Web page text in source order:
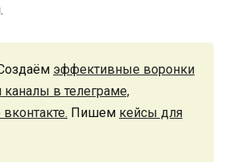
эффективные воронки
в телеграме,
Пишем кейсы для